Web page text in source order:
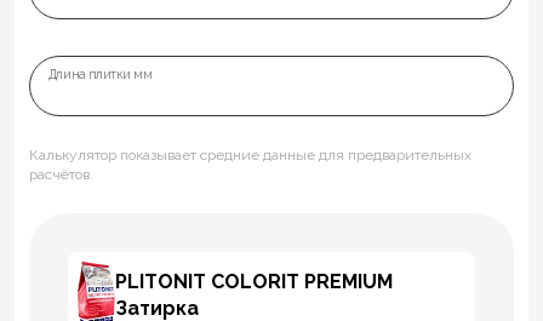
Длина плитки мм
Калькулятор показывает средние данные для предварительных
расчётов.
PLITONIT СOLORIT PREMIUM
Затирка